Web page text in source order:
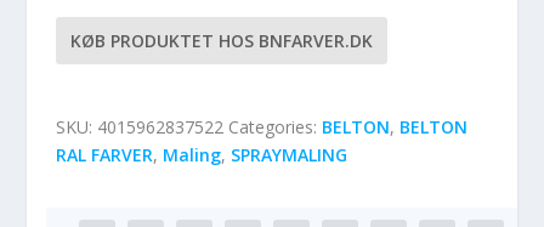
KØB PRODUKTET HOS BNFARVER.DK
SKU: 4015962837522 Categories: BELTON, BELTON
RAL FARVER, Maling, SPRAYMALING